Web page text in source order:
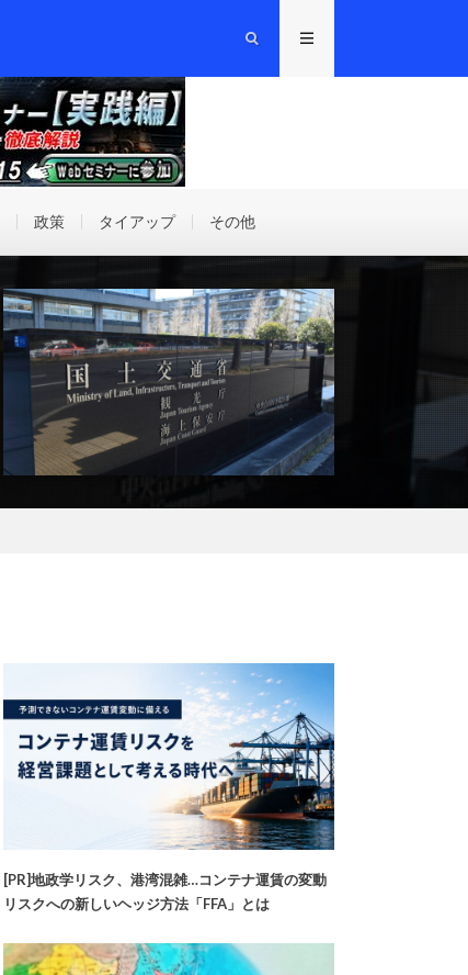
政策 タイアップ その他
[PR]地政学リスク、港湾混雑…コンテナ運賃の変動
リスクへの新しいヘッジ方法「FFA」とは